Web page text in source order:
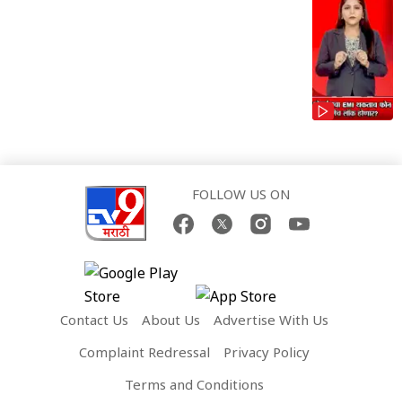
FOLLOW US ON
Contact Us About Us
Advertise With Us
Complaint Redressal
Privacy Policy
Terms and Conditions